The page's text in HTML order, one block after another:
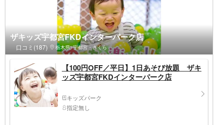
ザキッズ宇都宮FKDインターパーク店
口コミ(187) 栃木県>宇都宮・さくら
【100円OFF／平日】1日あそび放題 ザキ
ッズ宇都宮FKDインターパーク店
キッズパーク
指定無し